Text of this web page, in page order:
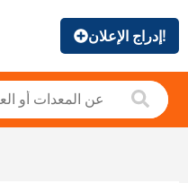
إدراج الإعلان!